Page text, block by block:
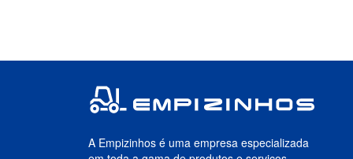
A Empizinhos é uma empresa especializada